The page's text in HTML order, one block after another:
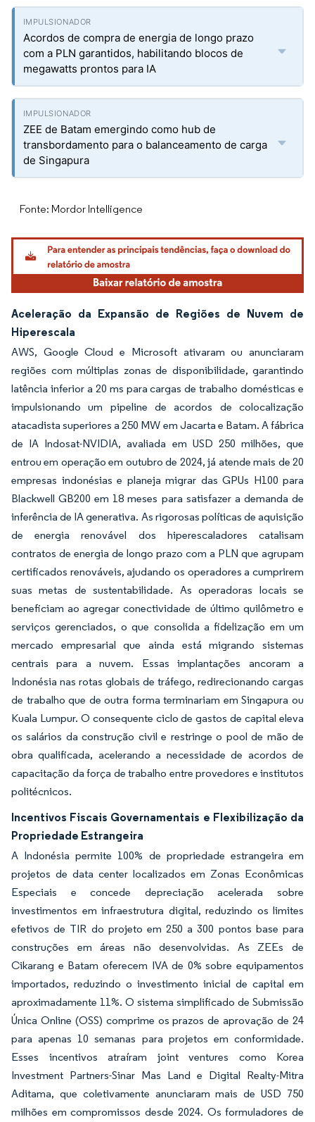
Acordos de compra de energia de longo prazo
com a PLN garantidos, habilitando blocos de
megawatts prontos para IA
ZEE de Batam emergindo como hub de
transbordamento para o balanceamento de carga
de Singapura
Fonte: Mordor Intelligence
Aceleração da Expansão de Regiões de Nuvem de
Hiperescala
AWS, Google Cloud e Microsoft ativaram ou anunciaram
regiões com múltiplas zonas de disponibilidade, garantindo
latência inferior a 20 ms para cargas de trabalho domésticas e
impulsionando um pipeline de acordos de colocalização
atacadista superiores a 250 MW em Jacarta e Batam. A fábrica
de IA Indosat-NVIDIA, avaliada em USD 250 milhões, que
entrou em operação em outubro de 2024, já atende mais de 20
empresas indonésias e planeja migrar das GPUs H100 para
Blackwell GB200 em 18 meses para satisfazer a demanda de
inferência de IA generativa. As rigorosas políticas de aquisição
de energia renovável dos hiperescaladores catalisam
contratos de energia de longo prazo com a PLN que agrupam
certificados renováveis, ajudando os operadores a cumprirem
suas metas de sustentabilidade. As operadoras locais se
beneficiam ao agregar conectividade de último quilômetro e
serviços gerenciados, o que consolida a fidelização em um
mercado empresarial que ainda está migrando sistemas
centrais para a nuvem. Essas implantações ancoram a
Indonésia nas rotas globais de tráfego, redirecionando cargas
de trabalho que de outra forma terminariam em Singapura ou
Kuala Lumpur. O consequente ciclo de gastos de capital eleva
os salários da construção civil e restringe o pool de mão de
obra qualificada, acelerando a necessidade de acordos de
capacitação da força de trabalho entre provedores e institutos
politécnicos.
Incentivos Fiscais Governamentais e Flexibilização da
Propriedade Estrangeira
A Indonésia permite 100% de propriedade estrangeira em
projetos de data center localizados em Zonas Econômicas
Especiais e concede depreciação acelerada sobre
investimentos em infraestrutura digital, reduzindo os limites
efetivos de TIR do projeto em 250 a 300 pontos base para
construções em áreas não desenvolvidas. As ZEEs de
Cikarang e Batam oferecem IVA de 0% sobre equipamentos
importados, reduzindo o investimento inicial de capital em
aproximadamente 11%. O sistema simplificado de Submissão
Única Online (OSS) comprime os prazos de aprovação de 24
para apenas 10 semanas para projetos em conformidade.
Esses incentivos atraíram joint ventures como Korea
Investment Partners-Sinar Mas Land e Digital Realty-Mitra
Aditama, que coletivamente anunciaram mais de USD 750
milhões em compromissos desde 2024. Os formuladores de